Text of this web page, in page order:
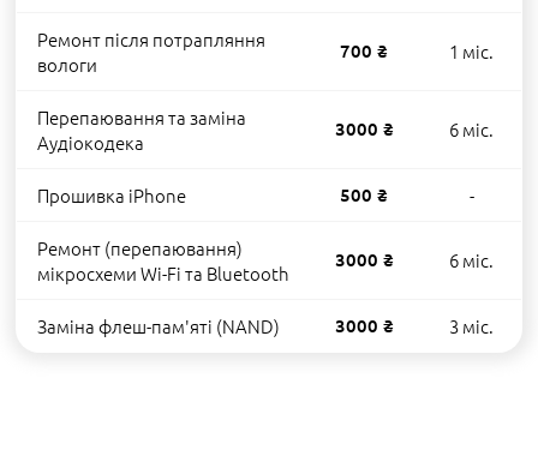
Ремонт після потрапляння
вологи
700 ₴ 1 міс.
Перепаювання та заміна
Аудіокодека
3000 ₴ 6 міс.
Прошивка iPhone 500 ₴ -
Ремонт (перепаювання)
мікросхеми Wi-Fi та Bluetooth
3000 ₴ 6 міс.
Заміна флеш-пам'яті (NAND) 3000 ₴ 3 міс.